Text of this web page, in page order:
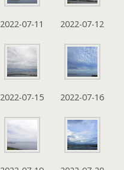
2022-07-11 2022-07-12
2022-07-15 2022-07-16